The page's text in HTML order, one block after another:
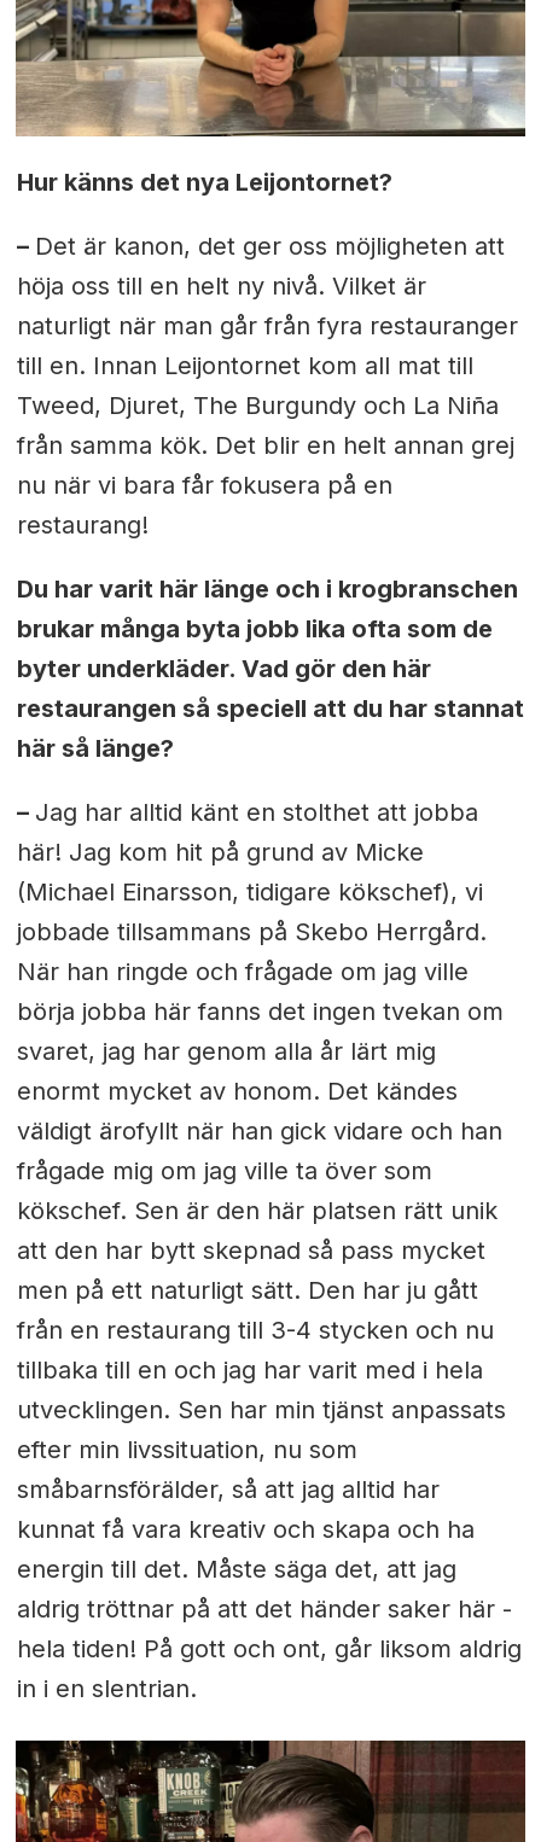
Hur känns det nya Leijontornet?
– Det är kanon, det ger oss möjligheten att
höja oss till en helt ny nivå. Vilket är
naturligt när man går från fyra restauranger
till en. Innan Leijontornet kom all mat till
Tweed, Djuret, The Burgundy och La Niña
från samma kök. Det blir en helt annan grej
nu när vi bara får fokusera på en
restaurang!
Du har varit här länge och i krogbranschen
brukar många byta jobb lika ofta som de
byter underkläder. Vad gör den här
restaurangen så speciell att du har stannat
här så länge?
– Jag har alltid känt en stolthet att jobba
här! Jag kom hit på grund av Micke
(Michael Einarsson, tidigare kökschef), vi
jobbade tillsammans på Skebo Herrgård.
När han ringde och frågade om jag ville
börja jobba här fanns det ingen tvekan om
svaret, jag har genom alla år lärt mig
enormt mycket av honom. Det kändes
väldigt ärofyllt när han gick vidare och han
frågade mig om jag ville ta över som
kökschef. Sen är den här platsen rätt unik
att den har bytt skepnad så pass mycket
men på ett naturligt sätt. Den har ju gått
från en restaurang till 3-4 stycken och nu
tillbaka till en och jag har varit med i hela
utvecklingen. Sen har min tjänst anpassats
efter min livssituation, nu som
småbarnsförälder, så att jag alltid har
kunnat få vara kreativ och skapa och ha
energin till det. Måste säga det, att jag
aldrig tröttnar på att det händer saker här -
hela tiden! På gott och ont, går liksom aldrig
in i en slentrian.